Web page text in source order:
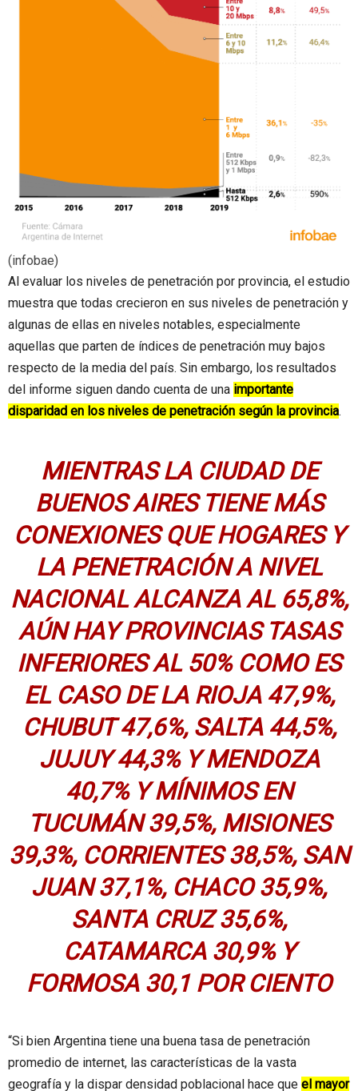
(infobae)
Al evaluar los niveles de penetración por provincia, el estudio
muestra que todas crecieron en sus niveles de penetración y
algunas de ellas en niveles notables, especialmente
aquellas que parten de índices de penetración muy bajos
respecto de la media del país. Sin embargo, los resultados
del informe siguen dando cuenta de una importante
disparidad en los niveles de penetración según la provincia.
MIENTRAS LA CIUDAD DE
BUENOS AIRES TIENE MÁS
CONEXIONES QUE HOGARES Y
LA PENETRACIÓN A NIVEL
NACIONAL ALCANZA AL 65,8%,
AÚN HAY PROVINCIAS TASAS
INFERIORES AL 50% COMO ES
EL CASO DE LA RIOJA 47,9%,
CHUBUT 47,6%, SALTA 44,5%,
JUJUY 44,3% Y MENDOZA
40,7% Y MÍNIMOS EN
TUCUMÁN 39,5%, MISIONES
39,3%, CORRIENTES 38,5%, SAN
JUAN 37,1%, CHACO 35,9%,
SANTA CRUZ 35,6%,
CATAMARCA 30,9% Y
FORMOSA 30,1 POR CIENTO
“Si bien Argentina tiene una buena tasa de penetración
promedio de internet, las características de la vasta
geografía y la dispar densidad poblacional hace que el mayor